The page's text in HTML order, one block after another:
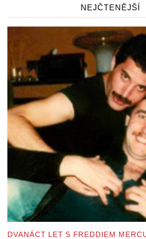
NEJČTENĚJŠÍ
DVANÁCT LET S FREDDIEM